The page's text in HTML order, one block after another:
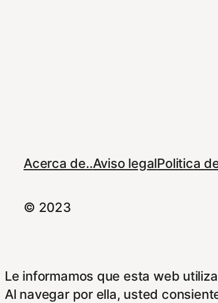
Acerca de..Aviso legalPolitica
© 2023
Le informamos que esta web
Al navegar por ella, usted